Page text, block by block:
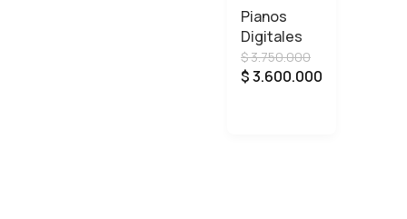
SP-280
Pianos
Digitales
$3.750.000
$3.600.000